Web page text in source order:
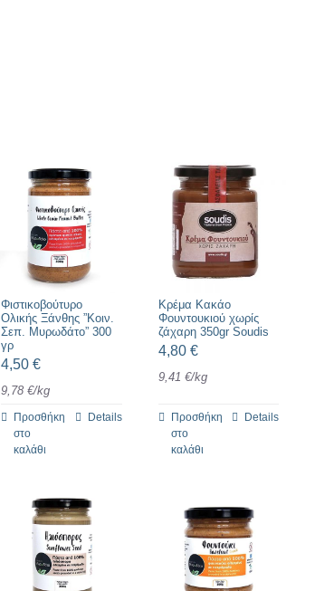
Φιστικοβούτυρο
Ολικής Ξάνθης ”Κοιν.
Σεπ. Μυρωδάτο” 300
γρ
4,50€
9,78€/kg
Προσθήκη
στο
καλάθι
Details
Κρέμα Κακάο
Φουντουκιού χωρίς
ζάχαρη 350gr Soudis
4,80 €
9,41 €/kg
Προσθήκη
στο
καλάθι
Details